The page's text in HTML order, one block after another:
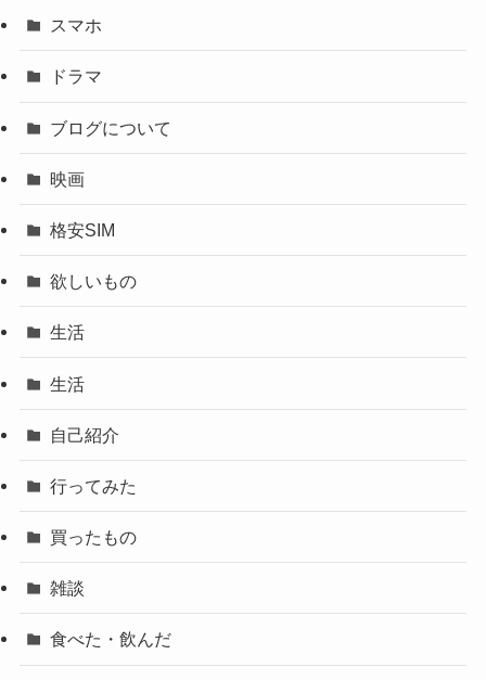
スマホ
ドラマ
ブログについて
映画
格安SIM
欲しいもの
生活
生活
自己紹介
行ってみた
買ったもの
雑談
食べた・飲んだ